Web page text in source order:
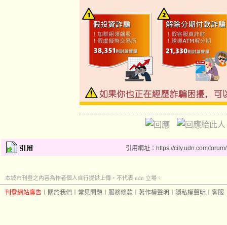
引用網址：https://city.udn.com/
本城市刊登之內容為作者個人自行提供上傳，不代表 udn 立場。
刊登網站廣告 關於我們 常見問題 服務條款 著作權聲明 隱私權聲明 客服